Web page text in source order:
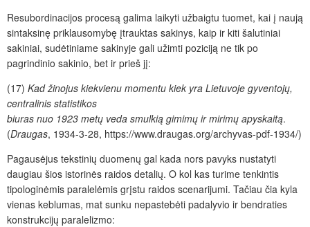
Resubordinacijos procesą galima laikyti užbaigtu tuomet, kai į naują
sintaksinę priklausomybę įtrauktas sakinys, kaip ir kiti šalutiniai
sakiniai, sudėtiniame sakinyje gali užimti poziciją ne tik po
pagrindinio sakinio, bet ir prieš jį:
(17) Kadžinojus kiekvienu momentu kiek yra Lietuvoje gyventojų,
centralinis statistikos
biuras nuo 1923 metų veda smulkią gimimų ir mirimų apyskaitą.
(Draugas, 1934-3-28, https://www.draugas.org/archyvas-pdf-1934/)
Pagausėjus tekstinių duomenų gal kada nors pavyks nustatyti
daugiau šios istorinės raidos detalių. O kol kas turime tenkintis
tipologinėmis paralelėmis grįstu raidos scenarijumi. Tačiau čia kyla
vienas keblumas, mat sunku nepastebėti padalyvio ir bendraties
konstrukcijų paralelizmo: